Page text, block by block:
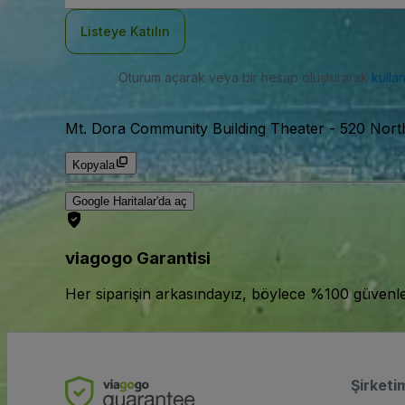
Listeye Katılın
Oturum açarak veya bir hesap oluşturarak
Mt. Dora Community Building Theater - 520
Kopyala
Google Haritalar'da aç
viagogo Garantisi
Her siparişin arkasındayız, böylece %100